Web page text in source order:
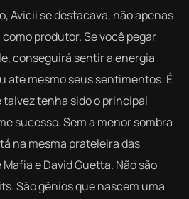
Avicii se destacava, não apenas
produtor. Se você pegar
conseguirá sentir a energia
até mesmo seus sentimentos. É
talvez tenha sido o principal
sucesso. Sem a menor sombra
na mesma prateleira das
e David Guetta. Não são
São gênios que nascem uma